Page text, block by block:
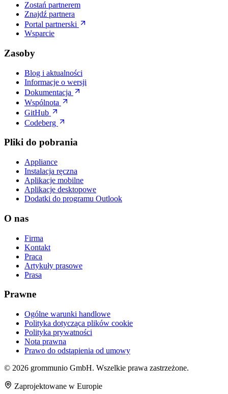
Zostań partnerem
Znajdź partnera
Portal partnerski
Wsparcie
Zasoby
Blog i aktualności
Informacje o wersji
Dokumentacja
Wspólnota
GitHub
Codeberg
Pliki do pobrania
Appliance
Instalacja ręczna
Aplikacje mobilne
Aplikacje desktopowe
Dodatki do programu Outlook
O nas
Firma
Kontakt
Praca
Artykuły prasowe
Prasa
Prawne
Ogólne warunki handlowe
Polityka dotycząca plików cookie
Polityka prywatności
Nota prawna
Prawo do odstąpienia od umowy
© 2026 grommunio GmbH. Wszelkie prawa zastrzeżone.
Zaprojektowane w Europie